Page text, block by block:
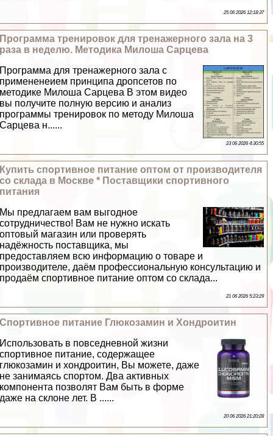
25 06 2026 12:18:37
Программа тренировок для тренажерного зала на 3
раза в неделю. Методика Милоша Сарцева
Программа для тренажерного зала с
примененеием принципа дропсетов по
методике Милоша Сарцева В этом видео
вы получите полную версию и анализ
программы тренировок по методу Милоша
Сарцева н......
23 06 2026 4:30:55
Купить спортивное питание оптом от производителя
со склада в Москве * Поставщики спортивного
питания
Мы предлагаем вам выгодное
сотрудничество! Вам не нужно искать
оптовый магазин или проверять
надёжность поставщика, мы
предоставляем всю информацию о товаре и
производителе, даём профессиональную консультацию и
продаём спортивное питание оптом со склада...
21 06 2026 5:23:29
Спортивное питание Глюкозамин и Хондроитин
Использовать в повседневной жизни
спортивное питание, содержащее
глюкозамин и хондроитин, Вы можете, даже
не занимаясь спортом. Два активных
компонента позволят Вам быть в форме
даже на склоне лет. В ......
20 06 2026 21:20:28